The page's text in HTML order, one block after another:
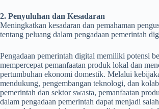
2. Penyuluhan dan Kesadaran
Meningkatkan kesadaran dan pemahaman
tentang peluang dalam pengadaan pemerintah
Pengadaan pemerintah digital memiliki potensi
mempercepat pemanfaatan produk lokal dan
pertumbuhan ekonomi domestik. Melalui
mendukung, pengembangan teknologi, dan
pemerintah dan sektor swasta, pemanfaatan
dalam pengadaan pemerintah dapat menjadi